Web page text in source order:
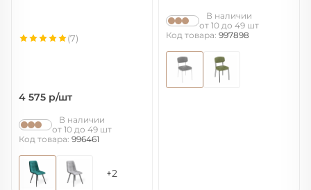
4 575 р/шт
(7)
В наличии
от 10 до 49 шт
Код товара: 996461
+2
В наличии
от 10 до 49 шт
Код товара: 997898